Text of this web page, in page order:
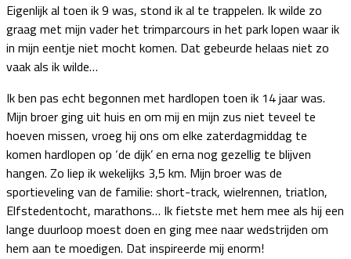
Eigenlijk al toen ik 9 was, stond ik al te trappelen. Ik wilde zo
graag met mijn vader het trimparcours in het park lopen waar ik
in mijn eentje niet mocht komen. Dat gebeurde helaas niet zo
vaak als ik wilde…
Ik ben pas echt begonnen met hardlopen toen ik 14 jaar was.
Mijn broer ging uit huis en om mij en mijn zus niet teveel te
hoeven missen, vroeg hij ons om elke zaterdagmiddag te
komen hardlopen op ‘de dijk’ en erna nog gezellig te blijven
hangen. Zo liep ik wekelijks 3,5 km. Mijn broer was de
sportieveling van de familie: short-track, wielrennen, triatlon,
Elfstedentocht, marathons… Ik fietste met hem mee als hij een
lange duurloop moest doen en ging mee naar wedstrijden om
hem aan te moedigen. Dat inspireerde mij enorm!